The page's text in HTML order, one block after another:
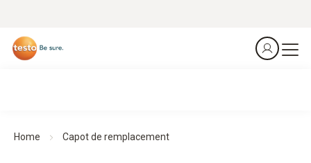
Home Capot de remplacement